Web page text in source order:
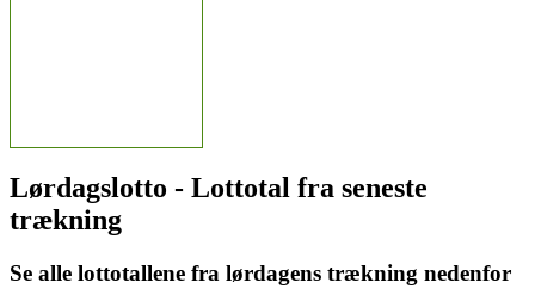
Lørdagslotto - Lottotal fra seneste
trækning
Se alle lottotallene fra lørdagens trækning nedenfor